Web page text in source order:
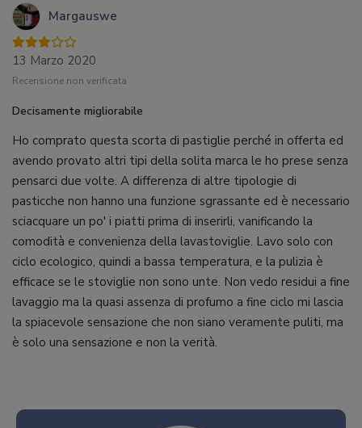
Margauswe
13 Marzo 2020
Recensione non verificata
Decisamente migliorabile
Ho comprato questa scorta di pastiglie perché in offerta ed
avendo provato altri tipi della solita marca le ho prese senza
pensarci due volte. A differenza di altre tipologie di
pasticche non hanno una funzione sgrassante ed è necessario
sciacquare un po' i piatti prima di inserirli, vanificando la
comodità e convenienza della lavastoviglie. Lavo solo con
ciclo ecologico, quindi a bassa temperatura, e la pulizia è
efficace se le stoviglie non sono unte. Non vedo residui a fine
lavaggio ma la quasi assenza di profumo a fine ciclo mi lascia
la spiacevole sensazione che non siano veramente puliti, ma
è solo una sensazione e non la verità.